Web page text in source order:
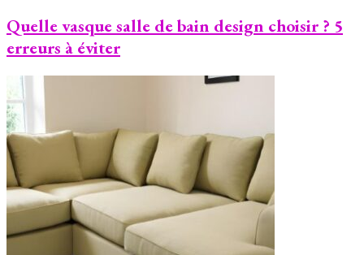
Quelle vasque salle de bain design choisir ? 5
erreurs à éviter